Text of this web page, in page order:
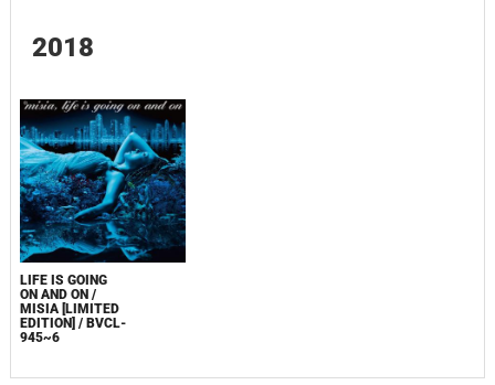
2018
LIFE IS GOING
ON AND ON /
MISIA [LIMITED
EDITION] / BVCL-
945~6